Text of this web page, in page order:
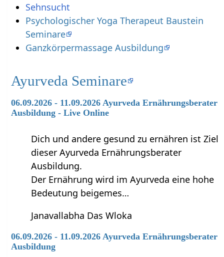
Sehnsucht
Psychologischer Yoga Therapeut Baustein
Seminare
Ganzkörpermassage Ausbildung
Ayurveda Seminare
06.09.2026 - 11.09.2026 Ayurveda Ernährungsberater
Ausbildung - Live Online
Dich und andere gesund zu ernähren ist Ziel
dieser Ayurveda Ernährungsberater
Ausbildung.
Der Ernährung wird im Ayurveda eine hohe
Bedeutung beigemes…
Janavallabha Das Wloka
06.09.2026 - 11.09.2026 Ayurveda Ernährungsberater
Ausbildung